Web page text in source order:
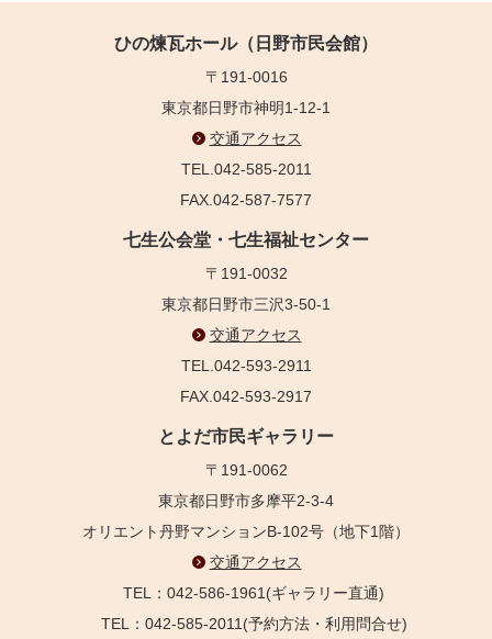
ひの煉瓦ホール（日野市民会館）
〒191-0016
東京都日野市神明1-12-1
交通アクセス
TEL.042-585-2011
FAX.042-587-7577
七生公会堂・七生福祉センター
〒191-0032
東京都日野市三沢3-50-1
交通アクセス
TEL.042-593-2911
FAX.042-593-2917
とよだ市民ギャラリー
〒191-0062
東京都日野市多摩平2-3-4
オリエント丹野マンションB-102号（地下1階）
交通アクセス
TEL：042-586-1961(ギャラリー直通)
TEL：042-585-2011(予約方法・利用問合せ)